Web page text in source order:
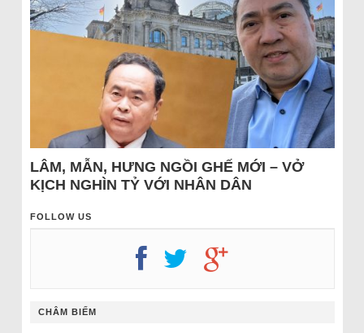
LÂM, MẪN, HƯNG NGỒI GHẾ MỚI – VỞ
KỊCH NGHÌN TỶ VỚI NHÂN DÂN
FOLLOW US
CHÂM BIẾM